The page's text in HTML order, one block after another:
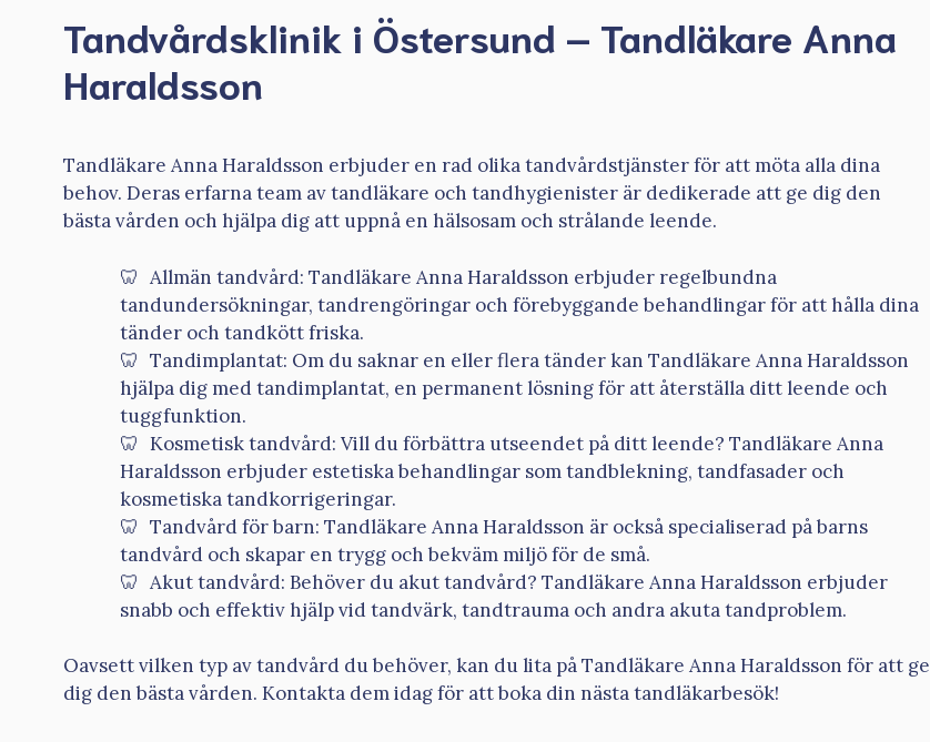
Tandvårdsklinik i Östersund – Tandläkare Anna
Haraldsson
Tandläkare Anna Haraldsson erbjuder en rad olika tandvårdstjänster för att möta alla dina
behov. Deras erfarna team av tandläkare och tandhygienister är dedikerade att ge dig den
bästa vården och hjälpa dig att uppnå en hälsosam och strålande leende.
Allmän tandvård: Tandläkare Anna Haraldsson erbjuder regelbundna
tandundersökningar, tandrengöringar och förebyggande behandlingar för att hålla dina
tänder och tandkött friska.
Tandimplantat: Om du saknar en eller flera tänder kan Tandläkare Anna Haraldsson
hjälpa dig med tandimplantat, en permanent lösning för att återställa ditt leende och
tuggfunktion.
Kosmetisk tandvård: Vill du förbättra utseendet på ditt leende? Tandläkare Anna
Haraldsson erbjuder estetiska behandlingar som tandblekning, tandfasader och
kosmetiska tandkorrigeringar.
Tandvård för barn: Tandläkare Anna Haraldsson är också specialiserad på barns
tandvård och skapar en trygg och bekväm miljö för de små.
Akut tandvård: Behöver du akut tandvård? Tandläkare Anna Haraldsson erbjuder
snabb och effektiv hjälp vid tandvärk, tandtrauma och andra akuta tandproblem.
Oavsett vilken typ av tandvård du behöver, kan du lita på Tandläkare Anna Haraldsson för att ge
dig den bästa vården. Kontakta dem idag för att boka din nästa tandläkarbesök!